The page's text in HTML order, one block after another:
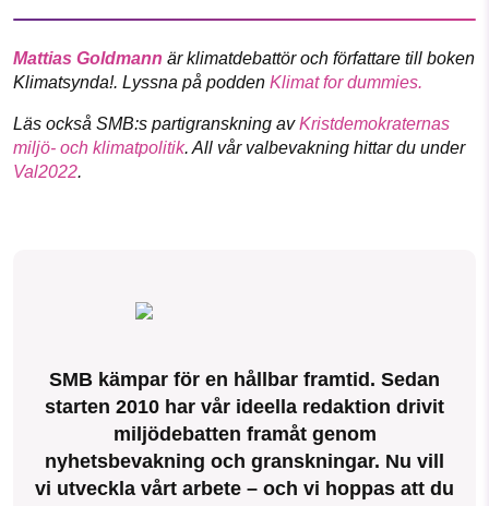
Mattias Goldmann är klimatdebattör och författare till boken
Klimatsynda!. Lyssna på podden Klimat for dummies.
Läs också SMB:s partigranskning avKristdemokraternas
miljö- och klimatpolitik. All vår valbevakning hittar du under
Val2022.
SMB kämpar för en hållbar framtid. Sedan
starten 2010 har vår ideella redaktion drivit
miljödebatten framåt genom
nyhetsbevakning och granskningar. Nu vill
vi utveckla vårt arbete – och vi hoppas att du